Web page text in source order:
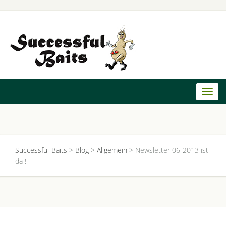
Successful-Baits > Blog > Allgemein > Newsletter 06-2013 ist
da !